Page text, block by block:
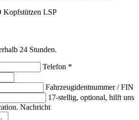
Kopfstützen LSP
24 Stunden.
Telefon *
Fahrzeugidentnummer / FIN
17-stellig, optional, hilft uns
Nachricht